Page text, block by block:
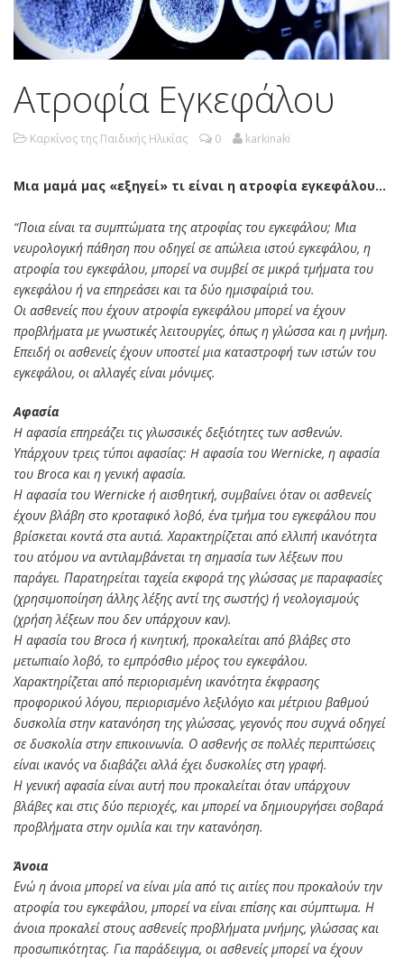
Ατροφία Εγκεφάλου
Καρκίνος της Παιδικής Ηλικίας 0 karkinaki
Μια μαμά μας «εξηγεί» τι είναι η ατροφία εγκεφάλου…
“Ποια είναι τα συμπτώματα της ατροφίας του εγκεφάλου; Μια
νευρολογική πάθηση που οδηγεί σε απώλεια ιστού εγκεφάλου, η
ατροφία του εγκεφάλου, μπορεί να συμβεί σε μικρά τμήματα του
εγκεφάλου ή να επηρεάσει και τα δύο ημισφαίριά του.
Οι ασθενείς που έχουν ατροφία εγκεφάλου μπορεί να έχουν
προβλήματα με γνωστικές λειτουργίες, όπως η γλώσσα και η μνήμη.
Επειδή οι ασθενείς έχουν υποστεί μια καταστροφή των ιστών του
εγκεφάλου, οι αλλαγές είναι μόνιμες.
Αφασία
H αφασία επηρεάζει τις γλωσσικές δεξιότητες των ασθενών.
Υπάρχουν τρεις τύποι αφασίας: H αφασία του Wernicke, η αφασία
του Broca και η γενική αφασία.
Η αφασία του Wernicke ή αισθητική, συμβαίνει όταν οι ασθενείς
έχουν βλάβη στο κροταφικό λοβό, ένα τμήμα του εγκεφάλου που
βρίσκεται κοντά στα αυτιά. Χαρακτηρίζεται από ελλιπή ικανότητα
του ατόμου να αντιλαμβάνεται τη σημασία των λέξεων που
παράγει. Παρατηρείται ταχεία εκφορά της γλώσσας με παραφασίες
(χρησιμοποίηση άλλης λέξης αντί της σωστής) ή νεολογισμούς
(χρήση λέξεων που δεν υπάρχουν καν).
Η αφασία του Broca ή κινητική, προκαλείται από βλάβες στο
μετωπιαίο λοβό, το εμπρόσθιο μέρος του εγκεφάλου.
Χαρακτηρίζεται από περιορισμένη ικανότητα έκφρασης
προφορικού λόγου, περιορισμένο λεξιλόγιο και μέτριου βαθμού
δυσκολία στην κατανόηση της γλώσσας, γεγονός που συχνά οδηγεί
σε δυσκολία στην επικοινωνία. Ο ασθενής σε πολλές περιπτώσεις
είναι ικανός να διαβάζει αλλά έχει δυσκολίες στη γραφή.
Η γενική αφασία είναι αυτή που προκαλείται όταν υπάρχουν
βλάβες και στις δύο περιοχές, και μπορεί να δημιουργήσει σοβαρά
προβλήματα στην ομιλία και την κατανόηση.
Άνοια
Ενώ η άνοια μπορεί να είναι μία από τις αιτίες που προκαλούν την
ατροφία του εγκεφάλου, μπορεί να είναι επίσης και σύμπτωμα. Η
άνοια προκαλεί στους ασθενείς προβλήματα μνήμης, γλώσσας και
προσωπικότητας. Για παράδειγμα, οι ασθενείς μπορεί να έχουν